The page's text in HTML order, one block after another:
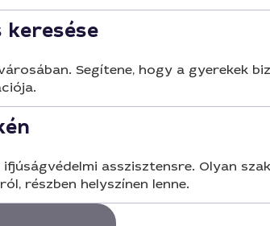
keresése
Segítene, hogy a gyerekek
asszisztensre. Olyan
részben helyszínen lenne.